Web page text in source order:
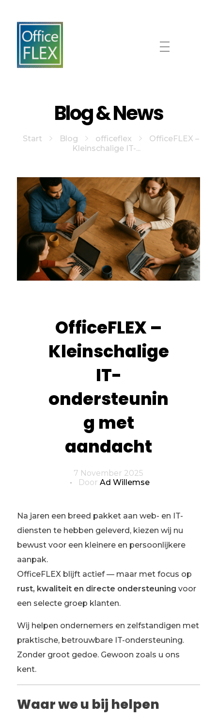
Start Blog officeflex
OfficeFLEX –
Kleinschalige IT-...
Blog & News
OfficeFLEX –
Kleinschalige
IT-
ondersteunin
g met
aandacht
7 November 2025
Door Ad Willemse
Na jaren een breed pakket aan web- en IT-
diensten te hebben geleverd, kiezen wij nu
bewust voor een kleinere en persoonlijkere
aanpak.
OfficeFLEX blijft actief — maar met focus op
rust, kwaliteit en directe ondersteuning voor
een selecte groep klanten.
Wij helpen ondernemers en zelfstandigen met
praktische, betrouwbare IT-ondersteuning.
Zonder groot gedoe. Gewoon zoals u ons
kent.
Waar we u bij helpen